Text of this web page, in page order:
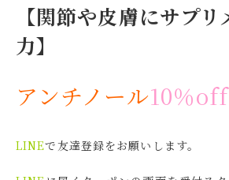
【関節や皮膚にサプ
力】
アンチノール10％off
LINEで友達登録をお願いします。